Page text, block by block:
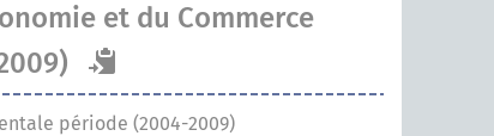
et du Commerce
période (2004-2009)